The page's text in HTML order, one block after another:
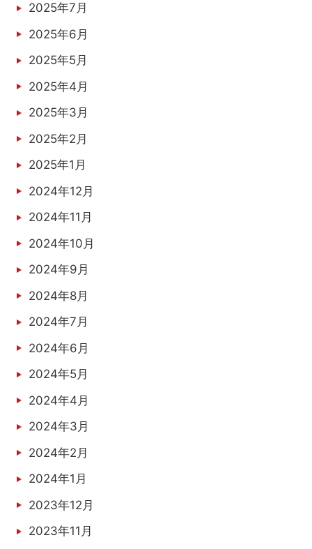
2025年7月
2025年6月
2025年5月
2025年4月
2025年3月
2025年2月
2025年1月
2024年12月
2024年11月
2024年10月
2024年9月
2024年8月
2024年7月
2024年6月
2024年5月
2024年4月
2024年3月
2024年2月
2024年1月
2023年12月
2023年11月